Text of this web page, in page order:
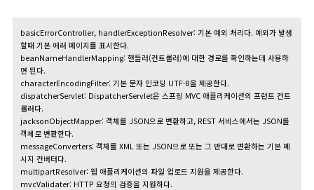
basicErrorController, handlerExceptionResolver: 기본 예외 처리다. 예외가 발생
할때 기본 에러 페이지를 표시한다.
beanNameHandlerMapping: 핸들러(컨트롤러)에 대한 경로를 확인하는데 사용하
면 된다.
characterEncodingFilter: 기본 문자 인코딩 UTF-8을 제공한다.
dispatcherServlet: DispatcherServlet은 스프링 MVC 애플리케이션의 프런트 컨트
롤러다.
jacksonObjectMapper: 객체를 JSON으로 변환하고, REST 서비스에서는 JSON를
객체로 변환한다.
messageConverters: 객체를 XML 또는 JSON으로 또는 그 반대로 변환하는 기본 메
시지 컨버터다.
multipartResolver: 웹 애플리케이션의 파일 업로드 지원을 제공한다.
mvcValidater: HTTP 요청의 검증을 지원하다.